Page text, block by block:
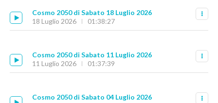
Cosmo 2050 di Sabato 18 Luglio 2026
18 Luglio 2026
01:38:27
Cosmo 2050 di Sabato 11 Luglio 2026
11 Luglio 2026
01:37:39
Cosmo 2050 di Sabato 04 Luglio 2026